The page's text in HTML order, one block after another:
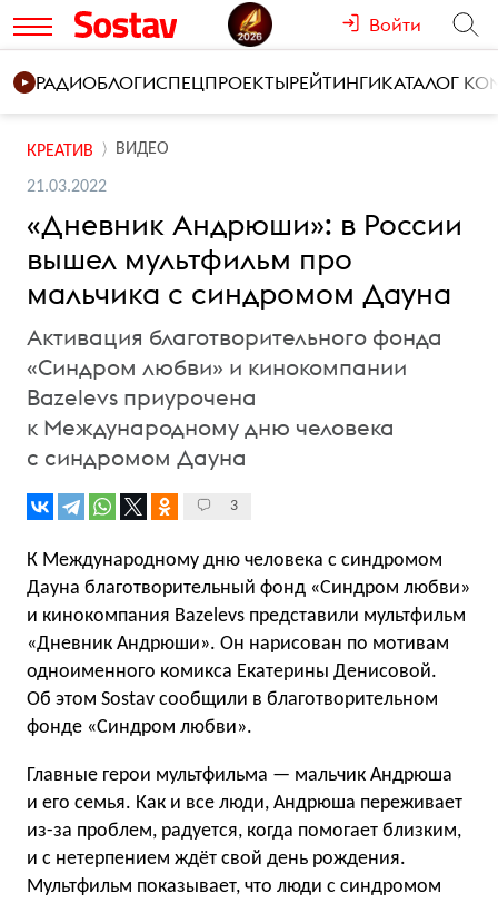
Войти
РАДИОБЛОГИСПЕЦПРОЕКТЫРЕЙТИНГИКАТАЛОГ
КРЕАТИВ ВИДЕО
21.03.2022
«Дневник Андрюши»: в России
вышел мультфильм про
мальчика с синдромом Дауна
Активация благотворительного фонда
«Синдром любви» и кинокомпании
Bazelevs приурочена
к Международному дню человека
с синдромом Дауна
3
К Международному дню человека с синдромом
Дауна благотворительный фонд «Синдром любви»
и кинокомпания Bazelevs представили мультфильм
«Дневник Андрюши». Он нарисован по мотивам
одноименного комикса Екатерины Денисовой.
Об этом Sostav сообщили в благотворительном
фонде «Синдром любви».
Главные герои мультфильма — мальчик Андрюша
и его семья. Как и все люди, Андрюша переживает
из-за проблем, радуется, когда помогает близким,
и с нетерпением ждёт свой день рождения.
Мультфильм показывает, что люди с синдромом